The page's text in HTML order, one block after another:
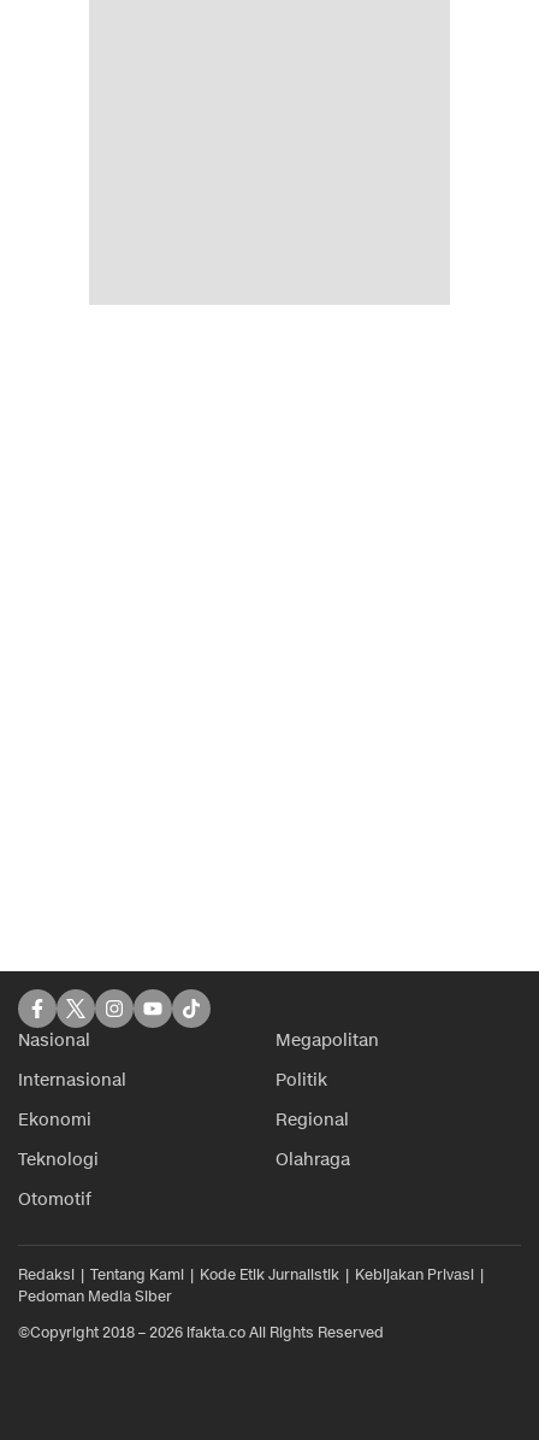
Nasional
Megapolitan
Internasional
Politik
Ekonomi
Regional
Teknologi
Olahraga
Otomotif
Redaksi Tentang Kami Kode Etik Jurnalistik
Kebijakan Privasi
Pedoman Media Siber
©Copyright 2018 – 2026 ifakta.co All Rights Reserved